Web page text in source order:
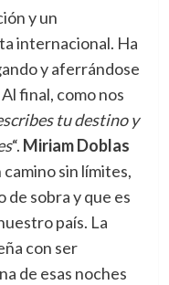
y un
internacional. Ha
y aferrándose
final, como nos
tu destino y
“. Miriam Doblas
sin límites,
sobra y que es
país. La
con ser
de esas noches